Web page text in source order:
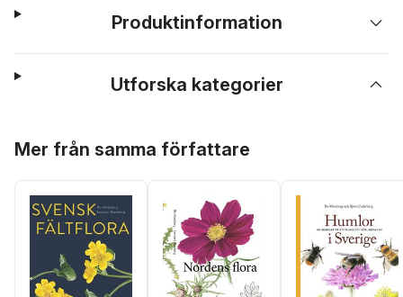
Produktinformation
Utforska kategorier
Mer från samma författare